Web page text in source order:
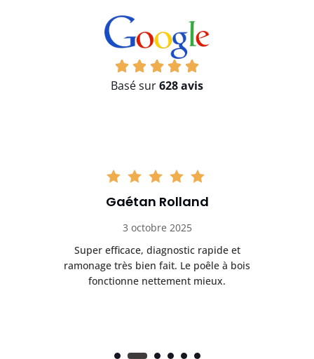
Basé sur628 avis
Gaétan Rolland
3 octobre 2025
Super efficace, diagnostic rapide et
ramonage très bien fait. Le poêle à bois
fonctionne nettement mieux.